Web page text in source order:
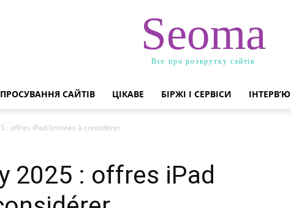
Seoma
Все про розкрутку сайтів
ПРОСУВАННЯ САЙТІВ ЦІКАВЕ БІРЖІ І СЕРВІСИ ІНТЕРВ’Ю
: offres iPad limitées à considérer
2025 : offres iPad